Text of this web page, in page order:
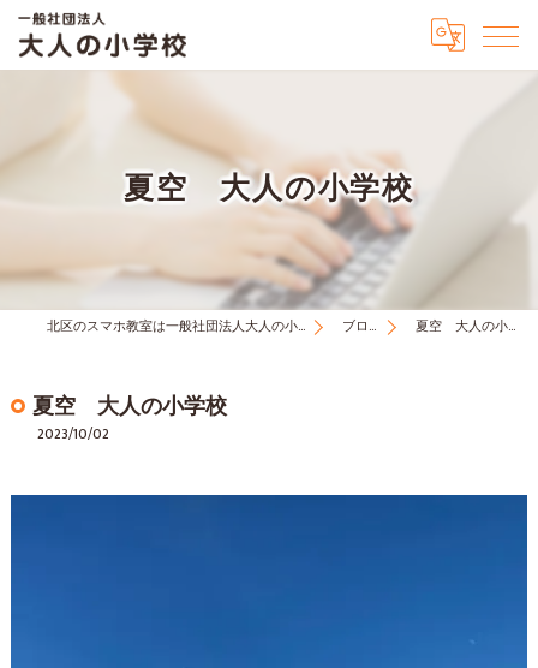
夏空 大人の小学校
北区のスマホ教室は一般社団法人大人の小学校 ブログ 夏空 大人の小学校
夏空 大人の小学校
2023/10/02